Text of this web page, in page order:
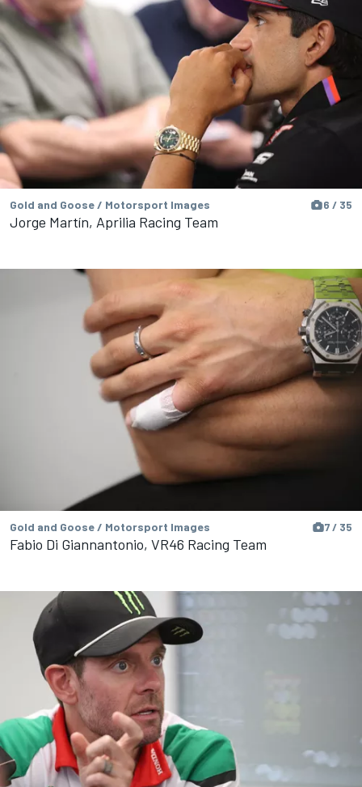
Gold and Goose / Motorsport Images 6 / 35
Jorge Martín, Aprilia Racing Team
Gold and Goose / Motorsport Images 7 / 35
Fabio Di Giannantonio, VR46 Racing Team